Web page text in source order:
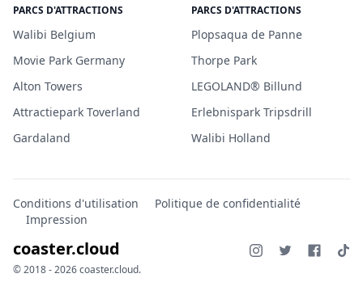
PARCS D'ATTRACTIONS
Walibi Belgium
Movie Park Germany
Alton Towers
Attractiepark Toverland
Gardaland
PARCS D'ATTRACTIONS
Plopsaqua de Panne
Thorpe Park
LEGOLAND® Billund
Erlebnispark Tripsdrill
Walibi Holland
Conditions d'utilisation
Politique de confidentialité
Impression
coaster.cloud
© 2018 - 2026 coaster.cloud.